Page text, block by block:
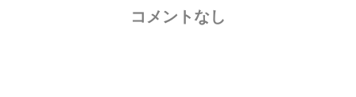
コメントなし